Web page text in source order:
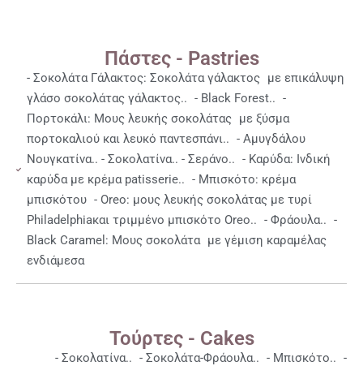
Πάστες - Pastries
- Σοκολάτα Γάλακτος: Σοκολάτα γάλακτος με επικάλυψη
γλάσο σοκολάτας γάλακτος.. - Black Forest.. -
Πορτοκάλι: Μους λευκής σοκολάτας με ξύσμα
πορτοκαλιού και λευκό παντεσπάνι.. - Αμυγδάλου
Νουγκατίνα.. - Σοκολατίνα.. - Σεράνο.. - Καρύδα: Ινδική
καρύδα με κρέμα patisserie.. - Μπισκότο: κρέμα
μπισκότου - Oreο: μους λευκής σοκολάτας με τυρί
Philadelphiaκαι τριμμένο μπισκότο Oreo.. - Φράουλα.. -
Black Caramel: Μους σοκολάτα με γέμιση καραμέλας
ενδιάμεσα
Τούρτες - Cakes
- Σοκολατίνα.. - Σοκολάτα-Φράουλα.. - Μπισκότο.. -